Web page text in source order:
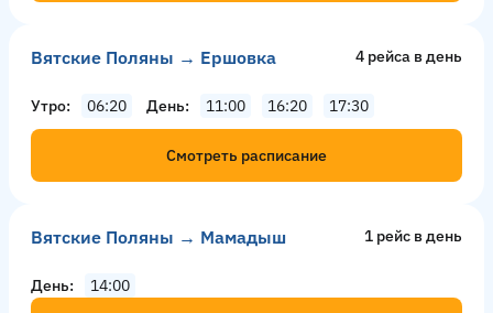
Вятские Поляны → Ершовка 4 рейсa в день
Утро 06:20 День 11:00 16:20 17:30
Смотреть расписание
Вятские Поляны → Мамадыш 1 рейс в день
День
14:00